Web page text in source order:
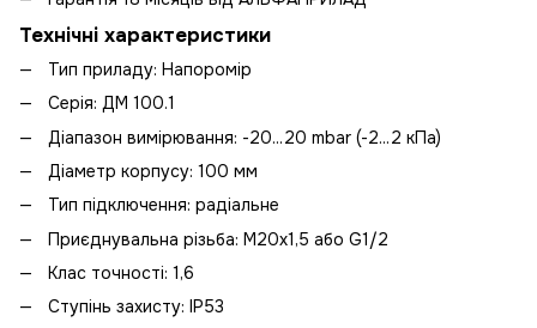
Технічні характеристики
Тип приладу: Напоромір
Серія: ДМ 100.1
Діапазон вимірювання: -20...20 mbar (-2...2 кПа)
Діаметр корпусу: 100 мм
Тип підключення: радіальне
Приєднувальна різьба: М20х1,5 або G1/2
Клас точності: 1,6
Ступінь захисту: IP53